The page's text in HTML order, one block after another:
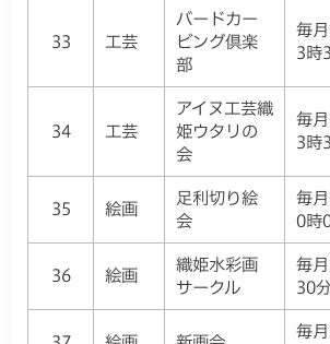
33 工芸
バードカー
ビング倶楽
部
毎
3時
34 工芸
アイヌ工芸織
姫ウタリの
会
毎
3時
35 絵画
足利切り絵
会
毎
0時
36 絵画
織姫水彩画
サークル
毎
30
毎